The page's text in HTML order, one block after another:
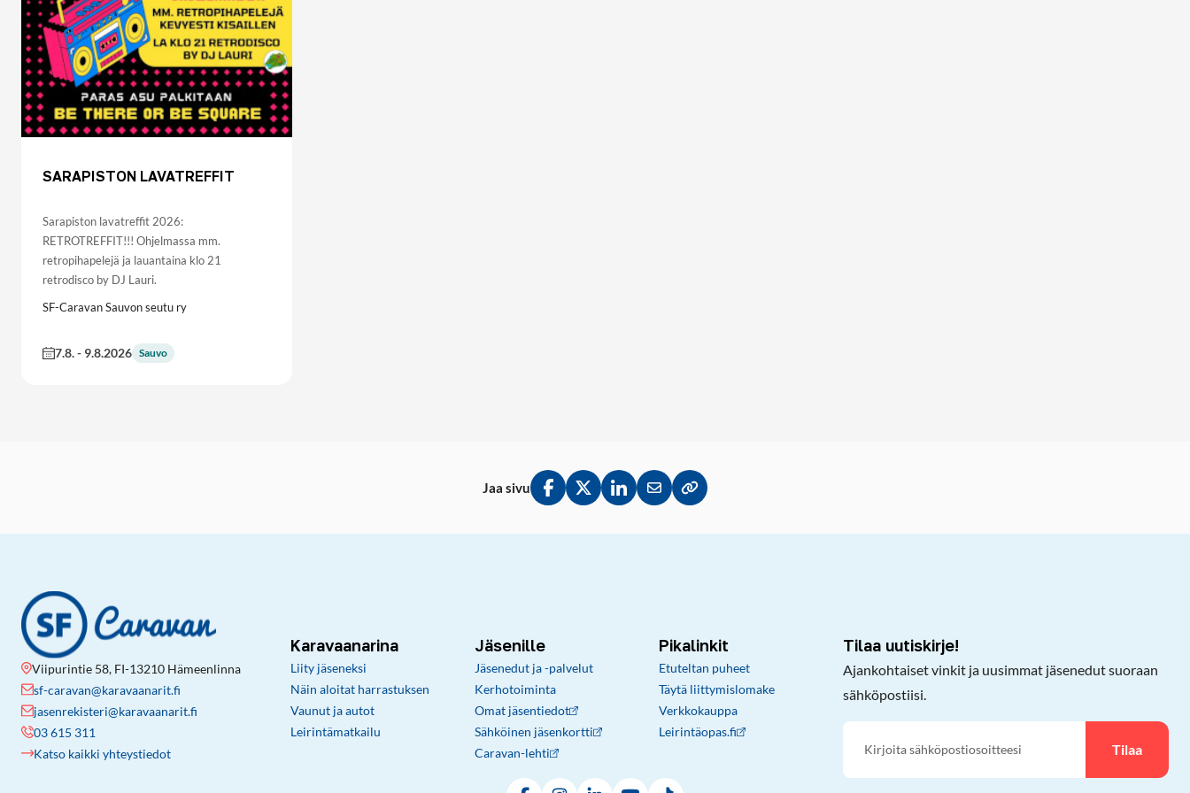
SARAPISTON LAVATREFFIT
Sarapiston lavatreffit 2026:
RETROTREFFIT!!! Ohjelmassa mm.
retropihapelejä ja lauantaina klo 21
retrodisco by DJ Lauri.
SF-Caravan Sauvon seutu ry
7.8.- 9.8.2026 Sauvo
Jaa sivu
Jaa Facebookissa
Jaa Twitterissä
Jaa LinkedInissä
Jaa sähköpostitse
Kopioi linkki leikepöydälle
Viipurintie 58, FI-13210 Hämeenlinna
sf-caravan@karavaanarit.fi
jasenrekisteri@karavaanarit.fi
03 615 311
Katso kaikki yhteystiedot
Karavaanarina
Liity jäseneksi
Näin aloitat harrastuksen
Vaunut ja autot
Leirintämatkailu
Jäsenille
Jäsenedut ja -palvelut
Kerhotoiminta
Omat jäsentiedot
Sähköinen jäsenkortti
Caravan-lehti
Pikalinkit
Etuteltan puheet
Täytä liittymislomake
Verkkokauppa
Leirintäopas.fi
Tilaa uutiskirje!
Ajankohtaiset vinkit ja uusimmat jäsenedut suoraan
sähköpostiisi.
Tilaa
FacebookInstagramLinkedInYouTubeTikTok